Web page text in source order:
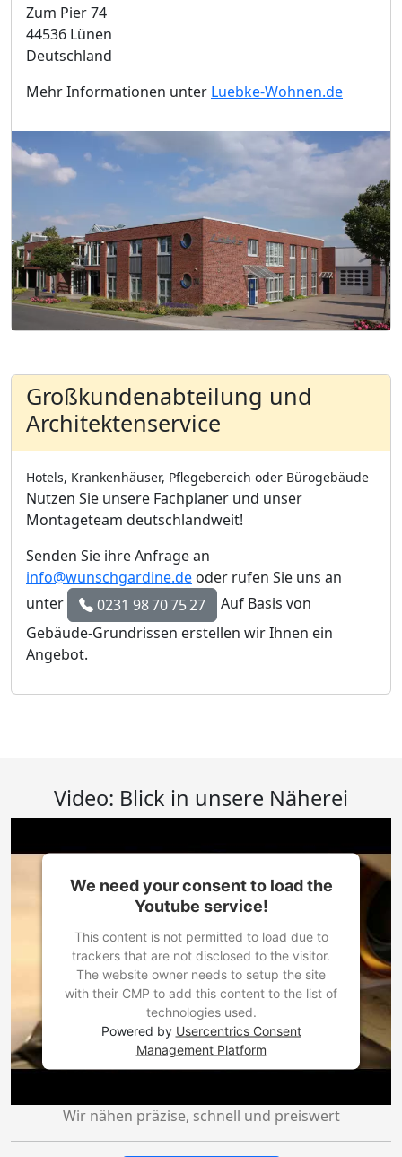
Zum Pier 74
44536 Lünen
Deutschland
Mehr Informationen unter Luebke-Wohnen.de
Großkundenabteilung und
Architektenservice
Hotels, Krankenhäuser, Pflegebereich oder Bürogebäude
Nutzen Sie unsere Fachplaner und unser
Montageteam deutschlandweit!
Senden Sie ihre Anfrage an
info@wunschgardine.de oder rufen Sie uns an
unter
0231 98 70 75 27
Auf Basis von
Gebäude-Grundrissen erstellen wir Ihnen ein
Angebot.
Video: Blick in unsere Näherei
We need your consent to load the
Youtube service!
This content is not permitted to load due to
trackers that are not disclosed to the visitor.
The website owner needs to setup the site
with their CMP to add this content to the list of
technologies used.
Powered by Usercentrics Consent
Management Platform
Wir nähen präzise, schnell und preiswert